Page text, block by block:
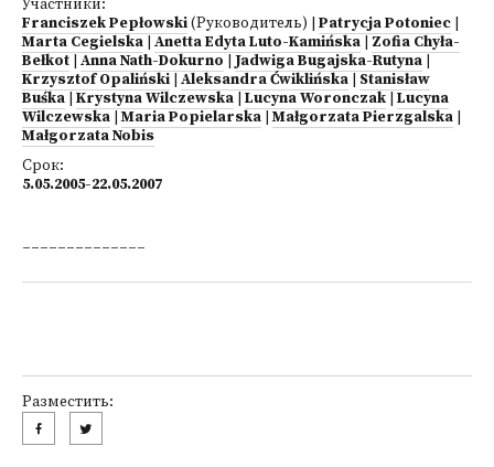
Участники:
Franciszek Pepłowski(Руководитель) Patrycja Potoniec
Marta Cegielska Anetta Edyta Luto-Kamińska
Zofia Chyła-
Bełkot Anna Nath-Dokurno Jadwiga Bugajska-Rutyna
Krzysztof Opaliński Aleksandra Ćwiklińska
Stanisław
Buśka Krystyna Wilczewska Lucyna Woronczak Lucyna
Wilczewska |Maria Popielarska |Małgorzata Pierzgalska
Małgorzata Nobis
Срок:
5.05.2005-22.05.2007
______________
Разместить: